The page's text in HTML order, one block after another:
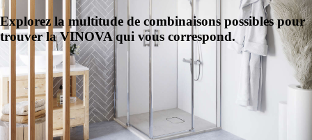
Explorez la multitude de combinaisons possibles pour
trouver la VINOVA qui vous correspond.